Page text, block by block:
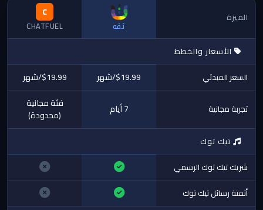
الميزة
ثقه
C
CHATFUEL
الأسعار والخطط
السعر المبدئي
$19.99/شهر $19.99/شهر
تجربة مجانية 7 أيام
فئة مجانية
(محدودة)
تيك توك
شريك تيك توك الرسمي
أتمتة رسائل تيك توك